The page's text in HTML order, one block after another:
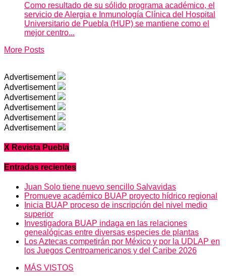
Como resultado de su sólido programa académico, el
servicio de Alergia e Inmunología Clínica del Hospital
Universitario de Puebla (HUP) se mantiene como el
mejor centro...
More Posts
Advertisement
Advertisement
Advertisement
Advertisement
Advertisement
Advertisement
X Revista Puebla
Entradas recientes
Juan Solo tiene nuevo sencillo Salvavidas
Promueve académico BUAP proyecto hídrico regional
Inicia BUAP proceso de inscripción del nivel medio
superior
Investigadora BUAP indaga en las relaciones
genealógicas entre diversas especies de plantas
Los Aztecas competirán por México y por la UDLAP en
los Juegos Centroamericanos y del Caribe 2026
MÁS VISTOS